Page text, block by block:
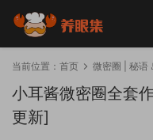
当前位置： 首页 微密圈 | 秘语
小耳酱微密圈全套
更新]